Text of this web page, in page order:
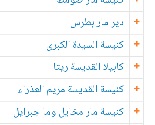
دير مار بطرس
كنيسة السيدة الكبرى
كابيلا القديسة ريتا
كنيسة القديسة مريم العذراء
كنيسة مار مخايل وما جبرايل